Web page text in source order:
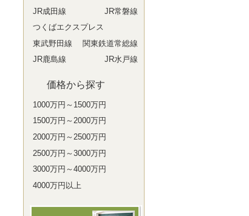
JR成田線
JR常磐線
つくばエクスプレス
東武野田線
関東鉄道常総線
JR鹿島線
JR水戸線
価格から探す
1000万円～1500万円
1500万円～2000万円
2000万円～2500万円
2500万円～3000万円
3000万円～4000万円
4000万円以上